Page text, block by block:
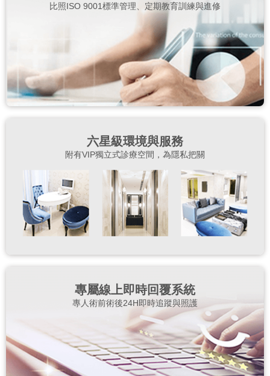
比照ISO 9001標準管理、定期教育訓練與進修
六星級環境與服務
附有VIP獨立式診療空間，為隱私把關
專屬線上即時回覆系統
專人術前術後24H即時追蹤與照護